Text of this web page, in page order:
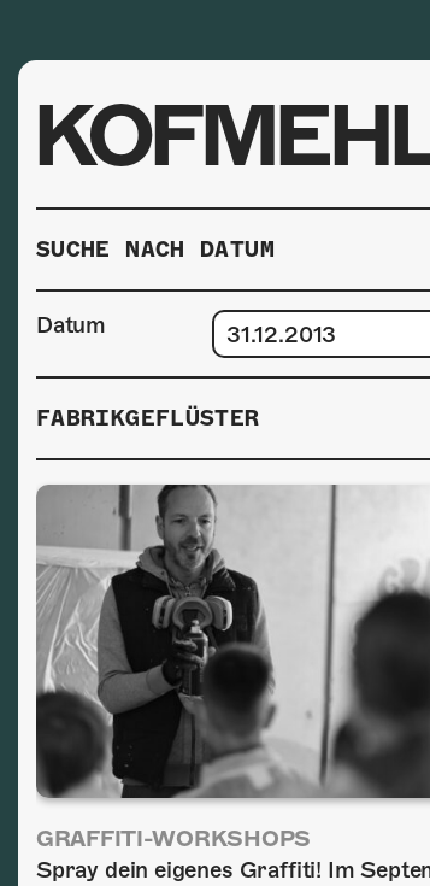
SUCHE NACH DATUM
Datum
FABRIKGEFLÜSTER
GRAFFITI-WORKSHOPS
Spray dein eigenes Graffiti! Im